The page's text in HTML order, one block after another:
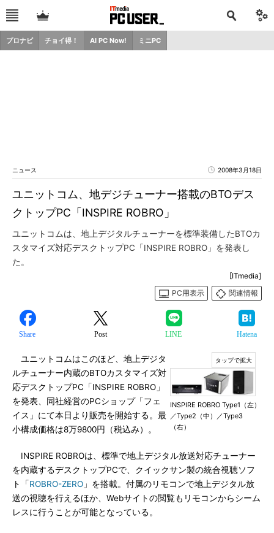
プロナビ チョイ得！ AI PC Now! ミニPC
ニュース 2008年3月18日
ユニットコム、地デジチューナー搭載のBTOデス
クトップPC「INSPIRE ROBRO」
ユニットコムは、地上デジタルチューナーを標準装備したBTOカ
スタマイズ対応デスクトップPC「INSPIRE ROBRO」を発表し
た。
[ITmedia]
PC用表示
関連情報
Share Post LINE Hatena
INSPIRE ROBRO Type1（左）
／Type2（中）／Type3
（右）
ユニットコムはこのほど、地上デジタ
ルチューナー内蔵のBTOカスタマイズ対
応デスクトップPC「INSPIRE ROBRO」
を発表、同社経営のPCショップ「フェ
イス」にて本日より販売を開始する。最
小構成価格は8万9800円（税込み）。
INSPIRE ROBROは、標準で地上デジタル放送対応チューナー
を内蔵するデスクトップPCで、クイックサン製の統合視聴ソフ
ト「ROBRO-ZERO 」を搭載。付属のリモコンで地上デジタル放
送の視聴を行えるほか、Webサイトの閲覧もリモコンからシーム
レスに行うことが可能となっている。